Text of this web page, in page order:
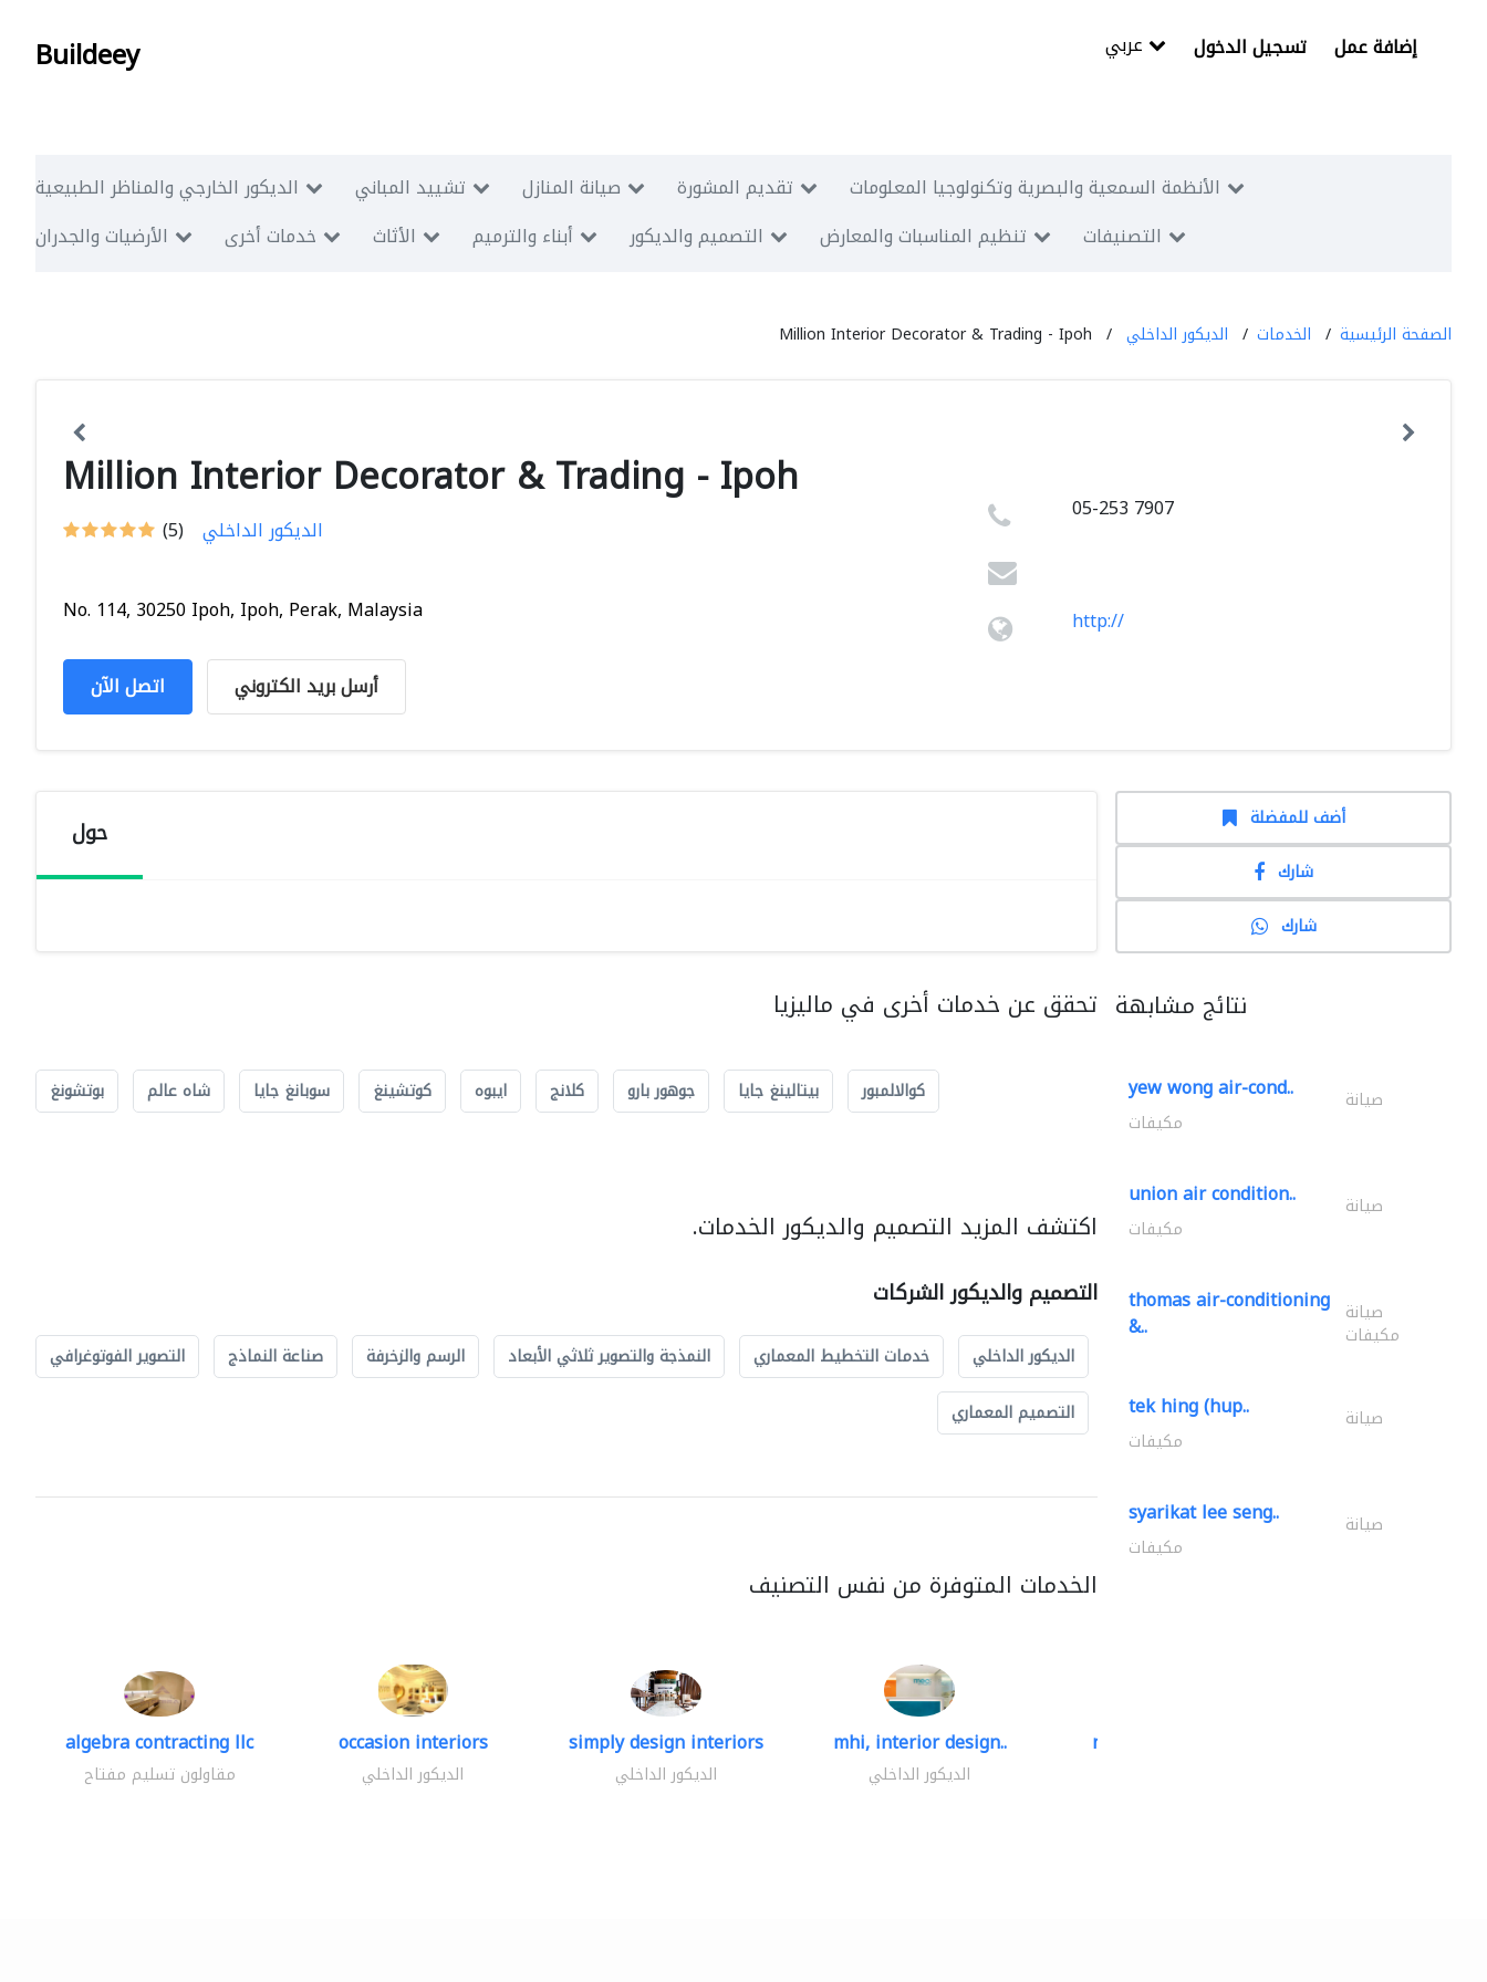
Buildeey تسجيل الدخول إضافة عمل
الديكور الخارجي والمناظر الطبيعية تشييد المباني صيانة المنازل تقديم المشورة
الأنظمة السمعية والبصرية وتكنولوجيا المعلومات
الأرضيات والجدران
خدمات أخرى الأثاث أبناء والترميم التصميم والديكور تنظيم المناسبات والمعارض التصنيفات
الصفحة الرئيسية الخدمات الديكور الداخلي Million Interior Decorator & Trading - Ipoh
Million Interior Decorator & Trading - Ipoh
(5) الديكور الداخلي
No. 114, 30250 Ipoh, Ipoh, Perak, Malaysia
اتصل الآن أرسل بريد الكتروني
05-253 7907
http://
حول
تحقق عن خدمات أخرى في ماليزيا
كوالالمبور بيتالينغ جايا جوهور بارو كلانج ايبوه كوتشينغ سوبانغ جايا شاه عالم بوتشونغ
اكتشف المزيد التصميم والديكور الخدمات.
التصميم والديكور الشركات
الديكور الداخلي خدمات التخطيط المعماري النمذجة والتصوير ثلاثي الأبعاد الرسم والزخرفة صناعة النماذج
التصوير الفوتوغرافي
التصميم المعماري
الخدمات المتوفرة من نفس التصنيف
algebra contracting llc
مقاولون تسليم مفتاح
occasion interiors
الديكور الداخلي
simply design interiors
الديكور الداخلي
mhi, interior design..
الديكور الداخلي
neo space interiors
أضف للمفضلة
شارك
شارك
نتائج مشابهة
yew wong air-cond.. صيانة
مكيفات
union air condition.. صيانة
مكيفات
thomas air-conditioning
&.. صيانة
مكيفات
tek hing (hup.. صيانة
مكيفات
syarikat lee seng.. صيانة
مكيفات